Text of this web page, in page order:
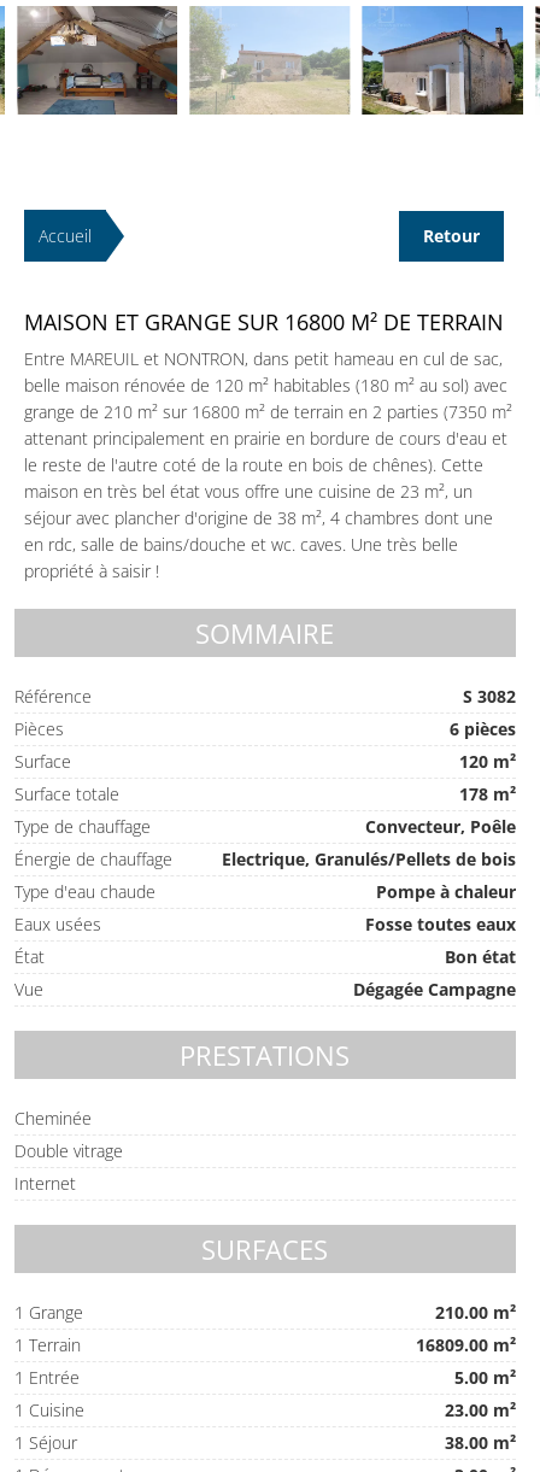
Accueil Retour
MAISON ET GRANGE SUR 16800 M² DE TERRAIN
Entre MAREUIL et NONTRON, dans petit hameau en cul de sac,
belle maison rénovée de 120 m² habitables (180 m² au sol) avec
grange de 210 m² sur 16800 m² de terrain en 2 parties (7350 m²
attenant principalement en prairie en bordure de cours d'eau et
le reste de l'autre coté de la route en bois de chênes). Cette
maison en très bel état vous offre une cuisine de 23 m², un
séjour avec plancher d'origine de 38 m², 4 chambres dont une
en rdc, salle de bains/douche et wc. caves. Une très belle
propriété à saisir !
SOMMAIRE
Référence
S 3082
Pièces
6 pièces
Surface
120 m²
Surface totale
178 m²
Type de chauffage
Convecteur, Poêle
Énergie de chauffage
Electrique, Granulés/Pellets de bois
Type d'eau chaude
Pompe à chaleur
Eaux usées
Fosse toutes eaux
État
Bon état
Vue
Dégagée Campagne
PRESTATIONS
Cheminée
Double vitrage
Internet
SURFACES
1 Grange
210.00 m²
1 Terrain
16809.00 m²
1 Entrée
5.00 m²
1 Cuisine
23.00 m²
1 Séjour
38.00 m²